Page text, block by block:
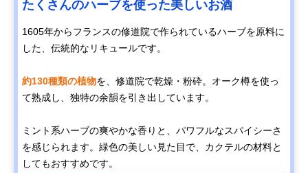
たくさんのハーブを使った美しいお酒
1605年からフランスの修道院で作られているハーブを原料に
した、伝統的なリキュールです。
約130種類の植物を、修道院で乾燥・粉砕。オーク樽を使っ
て熟成し、独特の余韻を引き出しています。
ミント系ハーブの爽やかな香りと、パワフルなスパイシーさ
を感じられます。緑色の美しい見た目で、カクテルの材料と
してもおすすめです。